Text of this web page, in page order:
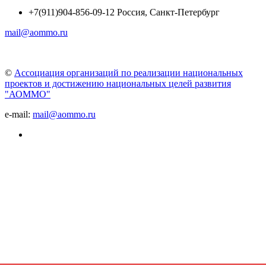
+7(911)904-856-09-12 Россия, Санкт-Петербург
mail@aommo.ru
© Ассоциация организаций по реализации национальных
проектов и достижению национальных целей развития
"АОММО"
e-mail: mail@aommo.ru